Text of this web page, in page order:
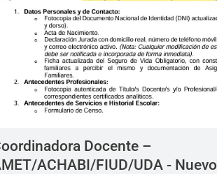
Docente –
ACHABI/FIUD/UDA - Nuevo